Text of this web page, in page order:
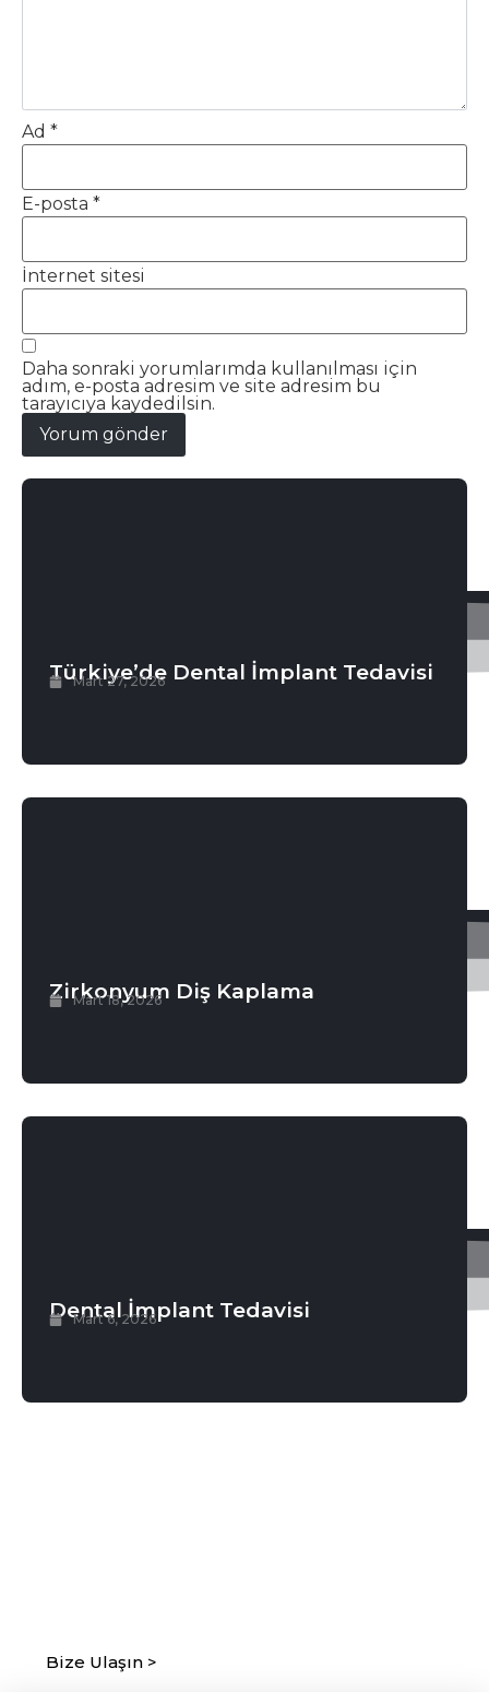
Ad *
E-posta *
İnternet sitesi
Daha sonraki yorumlarımda kullanılması için
adım, e-posta adresim ve site adresim bu
tarayıcıya kaydedilsin.
Türkiye’de Dental İmplant Tedavisi
Mart 27, 2026
Zirkonyum Diş Kaplama
Mart 18, 2026
Dental İmplant Tedavisi
Mart 6, 2026
Bize Ulaşın >